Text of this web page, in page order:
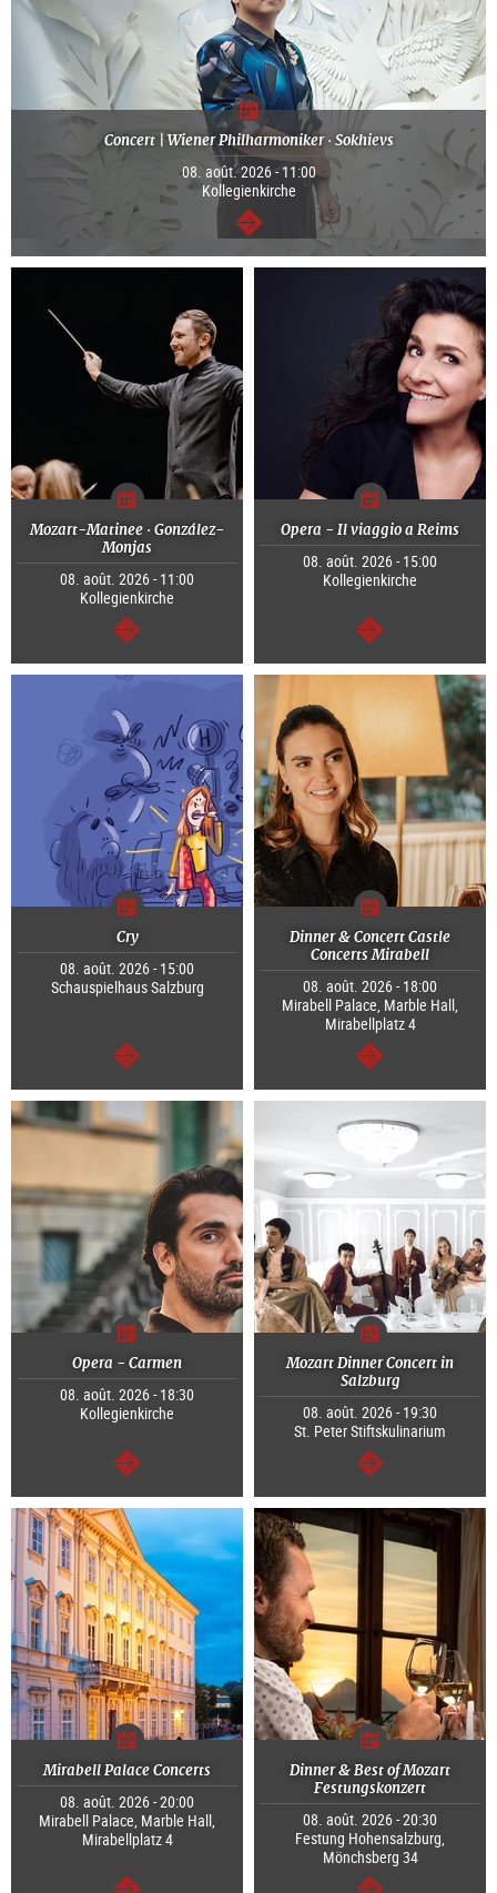
Concert | Wiener Philharmoniker · Sokhievs
08. août. 2026 - 11:00
Kollegienkirche
Continuer
Mozart-Matinee · González-
Monjas
08. août. 2026 - 11:00
Kollegienkirche
Continuer
Opera - Il viaggio a Reims
08. août. 2026 - 15:00
Kollegienkirche
Continuer
Cry
08. août. 2026 - 15:00
Schauspielhaus Salzburg
Continuer
Dinner & Concert Castle
Concerts Mirabell
08. août. 2026 - 18:00
Mirabell Palace, Marble Hall,
Mirabellplatz 4
Continuer
Opera - Carmen
08. août. 2026 - 18:30
Kollegienkirche
Continuer
Mozart Dinner Concert in
Salzburg
08. août. 2026 - 19:30
St. Peter Stiftskulinarium
Continuer
Mirabell Palace Concerts
08. août. 2026 - 20:00
Mirabell Palace, Marble Hall,
Mirabellplatz 4
Dinner & Best of Mozart
Festungskonzert
08. août. 2026 - 20:30
Festung Hohensalzburg,
Mönchsberg 34